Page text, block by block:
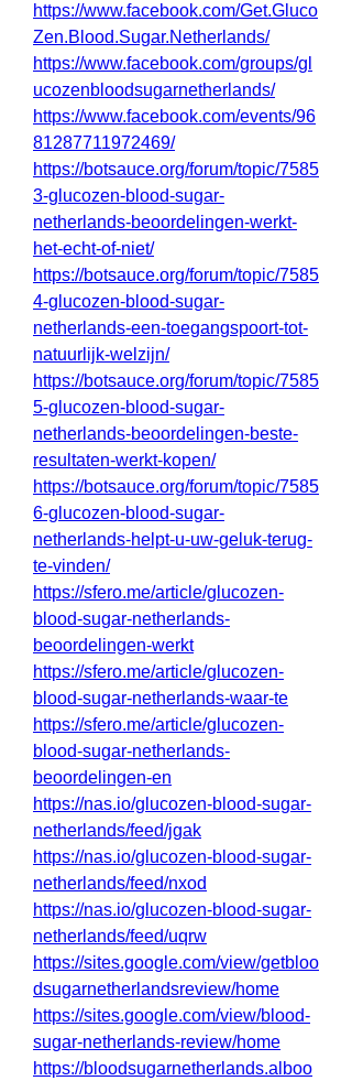
https://www.facebook.com/Get.Gluco
Zen.Blood.Sugar.Netherlands/
https://www.facebook.com/groups/gl
ucozenbloodsugarnetherlands/
https://www.facebook.com/events/96
81287711972469/
https://botsauce.org/forum/topic/7585
3-glucozen-blood-sugar-
netherlands-beoordelingen-werkt-
het-echt-of-niet/
https://botsauce.org/forum/topic/7585
4-glucozen-blood-sugar-
netherlands-een-toegangspoort-tot-
natuurlijk-welzijn/
https://botsauce.org/forum/topic/7585
5-glucozen-blood-sugar-
netherlands-beoordelingen-beste-
resultaten-werkt-kopen/
https://botsauce.org/forum/topic/7585
6-glucozen-blood-sugar-
netherlands-helpt-u-uw-geluk-terug-
te-vinden/
https://sfero.me/article/glucozen-
blood-sugar-netherlands-
beoordelingen-werkt
https://sfero.me/article/glucozen-
blood-sugar-netherlands-waar-te
https://sfero.me/article/glucozen-
blood-sugar-netherlands-
beoordelingen-en
https://nas.io/glucozen-blood-sugar-
netherlands/feed/jgak
https://nas.io/glucozen-blood-sugar-
netherlands/feed/nxod
https://nas.io/glucozen-blood-sugar-
netherlands/feed/uqrw
https://sites.google.com/view/getbloo
dsugarnetherlandsreview/home
https://sites.google.com/view/blood-
sugar-netherlands-review/home
https://bloodsugarnetherlands.alboo